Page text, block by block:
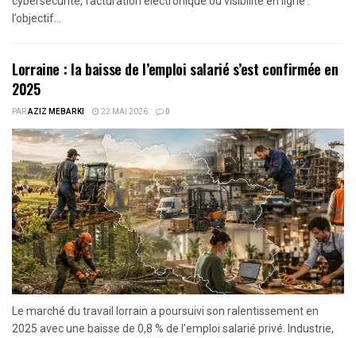
l’objectif...
Lorraine : la baisse de l’emploi salarié s’est confirmée en
2025
PARAZIZ MEBARKI 22 MAI 2026 0
Le marché du travail lorrain a poursuivi son ralentissement en
2025 avec une baisse de 0,8 % de l’emploi salarié privé. Industrie,